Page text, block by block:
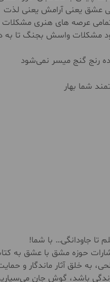
عشق یعنی آرامش یعنی لذت
عرصه های هنری مشکلات و
مشکلات واسش بجنگ تا به
رنج گنج میسر نمی‌شود
شما بهار
تا جاودانگی… با شما!
حوزه مشق با عشق به
به خلق آثار ماندگار و
باشد، گوش جان